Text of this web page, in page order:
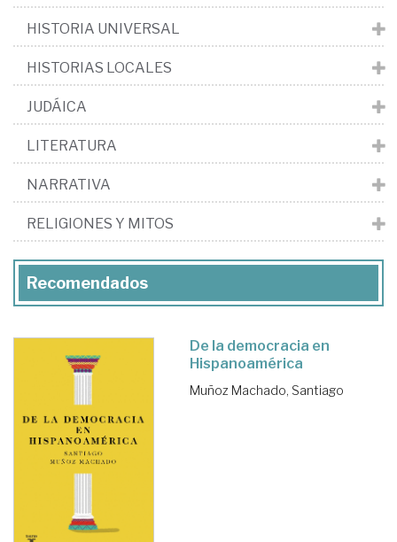
HISTORIA UNIVERSAL
HISTORIAS LOCALES
JUDÁICA
LITERATURA
NARRATIVA
RELIGIONES Y MITOS
Recomendados
De la democracia en
Hispanoamérica
Muñoz Machado, Santiago